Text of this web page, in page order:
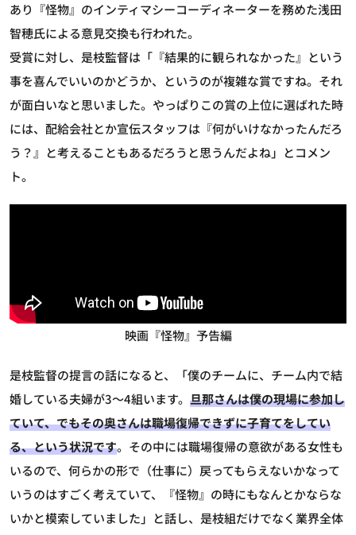
あり『怪物』のインティマシーコーディネーターを務めた浅田
智穂氏による意見交換も行われた。
受賞に対し、是枝監督は「『結果的に観られなかった』という
事を喜んでいいのかどうか、というのが複雑な賞ですね。それ
が面白いなと思いました。やっぱりこの賞の上位に選ばれた時
には、配給会社とか宣伝スタッフは『何がいけなかったんだろ
う？』と考えることもあるだろうと思うんだよね」とコメン
ト。
映画『怪物』予告編
是枝監督の提言の話になると、「僕のチームに、チーム内で結
婚している夫婦が3～4組います。 旦那さんは僕の現場に参加し
ていて、でもその奥さんは職場復帰できずに子育てをしてい
る、という状況です。その中には職場復帰の意欲がある女性も
いるので、何らかの形で（仕事に）戻ってもらえないかなって
いうのはすごく考えていて、『怪物』の時にもなんとかならな
いかと模索していました」と話し、是枝組だけでなく業界全体